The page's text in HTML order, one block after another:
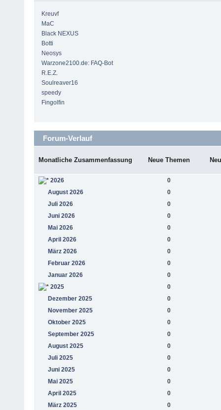
Kreuvf
MaC
Black NEXUS
Botti
Neosys
Warzone2100.de: FAQ-Bot
R.E.Z.
Soulreaver16
speedy
Fingolfin
Forum-Verlauf
Monatliche Zusammenfassung Neue Themen
2026
0
August 2026
0
Juli 2026
0
Juni 2026
0
Mai 2026
0
April 2026
0
März 2026
0
Februar 2026
0
Januar 2026
0
2025
0
Dezember 2025
0
November 2025
0
Oktober 2025
0
September 2025
0
August 2025
0
Juli 2025
0
Juni 2025
0
Mai 2025
0
April 2025
0
März 2025
0